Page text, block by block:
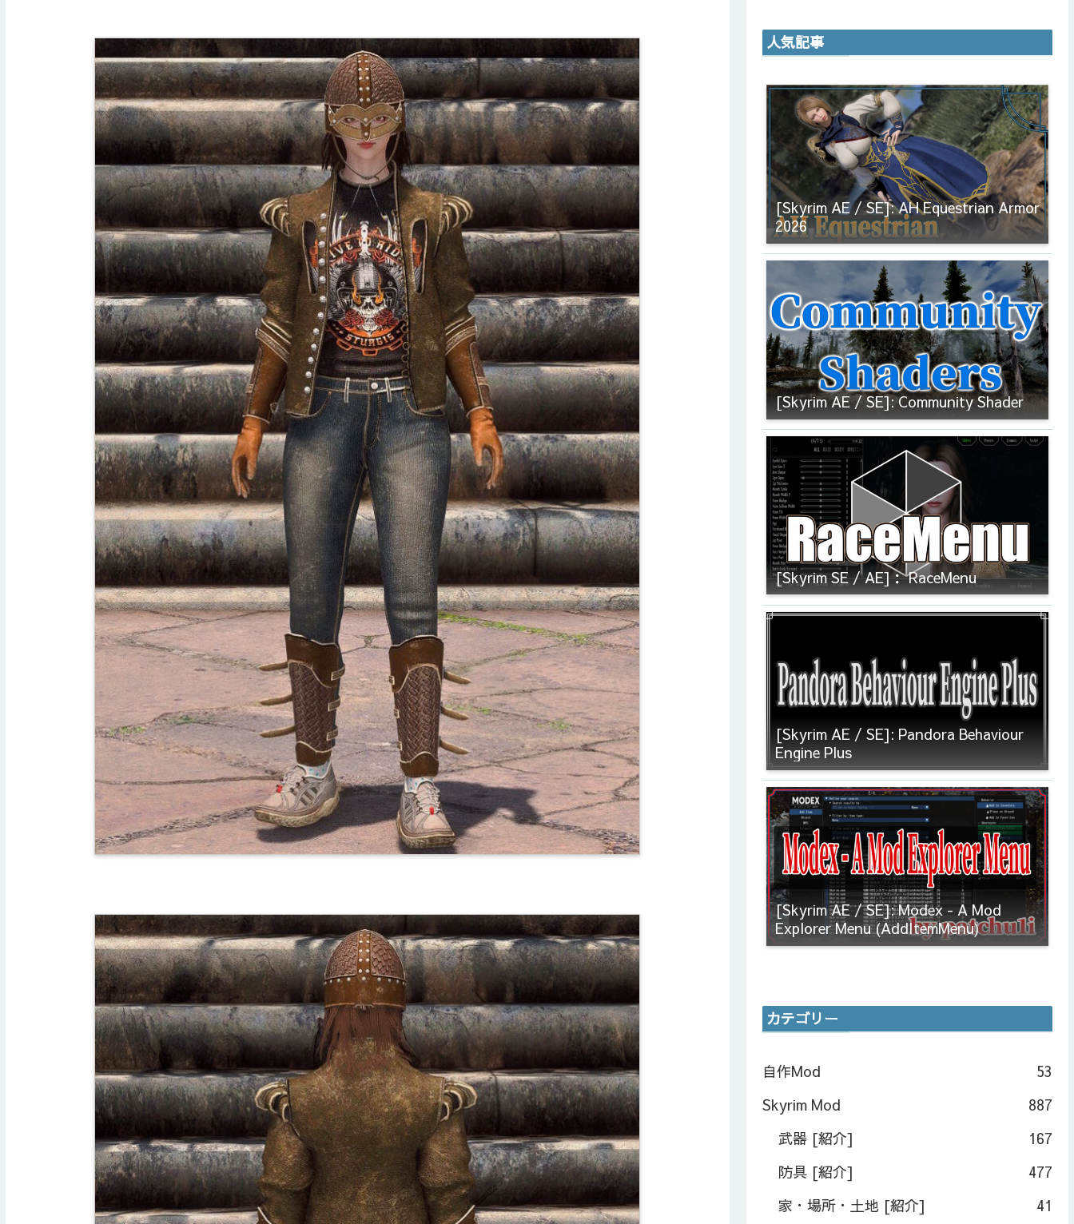
人気記事
[Skyrim AE / SE]: AH Equestrian Armor
2026
[Skyrim AE / SE]: Community Shader
[Skyrim SE / AE]： RaceMenu
[Skyrim AE / SE]: Pandora Behaviour
Engine Plus
[Skyrim AE / SE]: Modex - A Mod
Explorer Menu (AddItemMenu)
カテゴリー
自作Mod
53
Skyrim Mod
887
武器 [紹介]
167
防具 [紹介]
477
家・場所・土地 [紹介]
41